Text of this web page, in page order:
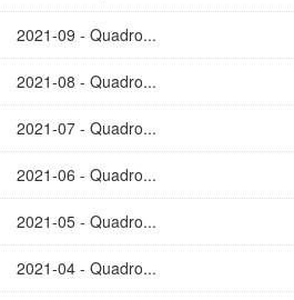
2021-09 - Quadro...
2021-08 - Quadro...
2021-07 - Quadro...
2021-06 - Quadro...
2021-05 - Quadro...
2021-04 - Quadro...